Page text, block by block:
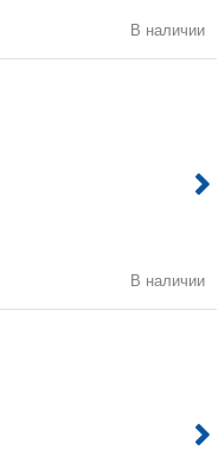
В наличии
В наличии